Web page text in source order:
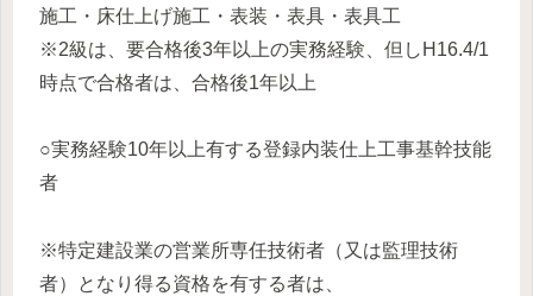
施工・床仕上げ施工・表装・表具・表具工
※2級は、要合格後3年以上の実務経験、但しH16.4/1
時点で合格者は、合格後1年以上
○実務経験10年以上有する登録内装仕上工事基幹技能
者
※特定建設業の営業所専任技術者（又は監理技術
者）となり得る資格を有する者は、